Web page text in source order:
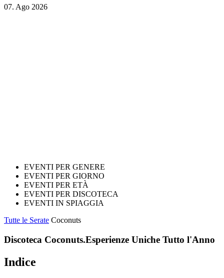
07. Ago 2026
EVENTI PER GENERE
EVENTI PER GIORNO
EVENTI PER ETÀ
EVENTI PER DISCOTECA
EVENTI IN SPIAGGIA
Tutte le Serate Coconuts
Discoteca Coconuts.Esperienze Uniche Tutto l'Anno
Indice